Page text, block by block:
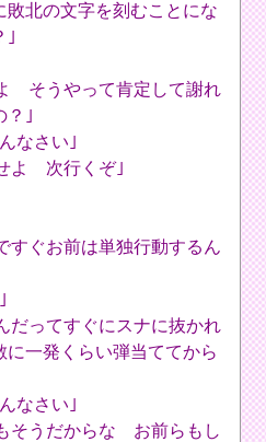
北の文字を刻むことにな
｣
そうやって肯定して謝れ
？｣
なさい｣
よ 次行くぞ｣
すぐお前は単独行動するん
だってすぐにスナに抜かれ
一発くらい弾当ててから
なさい｣
そうだからな お前らもし